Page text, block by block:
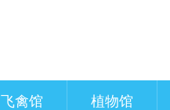
飞禽馆 植物馆